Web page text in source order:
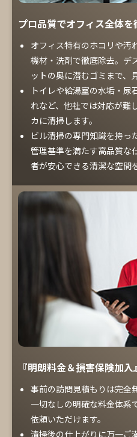
プロ品質でオフィス全体
オフィス特有のホコリや汚
機材・洗剤で徹底除去。デ
ットの奥に潜むゴミまで、
トイレや給湯室の水垢・尿
れなど、他社では対応が難
カに清掃します。
ビル清掃の専門知識を持っ
管理基準を満たす高品質な
者が安心できる清潔な空間
『明朗料金＆損害保険加
事前の訪問見積もりは完全
一切なしの明確な料金体系
依頼いただけます。
清掃後の仕上がりに万一ご